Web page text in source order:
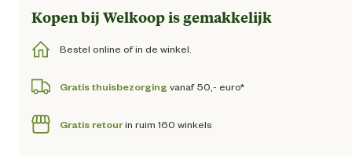
Kopen bij Welkoop is gemakkelijk
Bestel online of in de winkel.
Gratis thuisbezorging vanaf 50,- euro*
Gratis retourin ruim 160 winkels